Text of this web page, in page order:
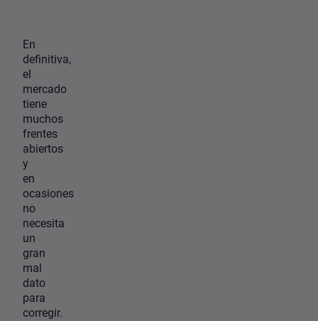
En
definitiva,
el
mercado
tiene
muchos
frentes
abiertos
y
en
ocasiones
no
necesita
un
gran
mal
dato
para
corregir.